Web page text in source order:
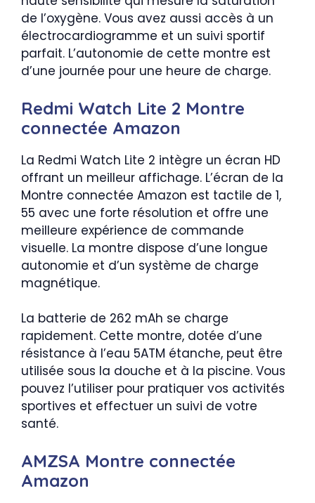
de l’oxygène. Vous avez aussi accès à un
électrocardiogramme et un suivi sportif
parfait. L’autonomie de cette montre est
d’une journée pour une heure de charge.
Redmi Watch Lite 2 Montre
connectée Amazon
La Redmi Watch Lite 2 intègre un écran HD
offrant un meilleur affichage. L’écran de la
Montre connectée Amazon est tactile de 1,
55 avec une forte résolution et offre une
meilleure expérience de commande
visuelle. La montre dispose d’une longue
autonomie et d’un système de charge
magnétique.
La batterie de 262 mAh se charge
rapidement. Cette montre, dotée d’une
résistance à l’eau 5ATM étanche, peut être
utilisée sous la douche et à la piscine. Vous
pouvez l’utiliser pour pratiquer vos activités
sportives et effectuer un suivi de votre
santé.
AMZSA Montre connectée
Amazon